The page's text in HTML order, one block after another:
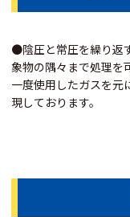
●陰圧と常圧を繰り返
象物の隅々まで処理を
一度使用したガスを元
現しております。